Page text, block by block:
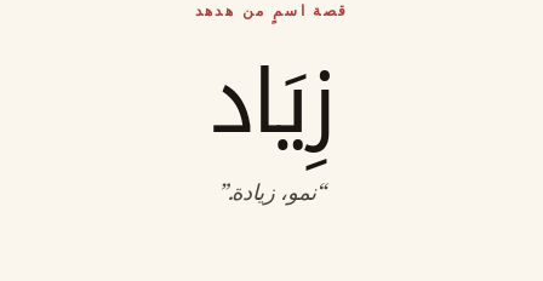
قصة اسمٍ من هدهد
زِيَاد
“نمو، زيادة.”